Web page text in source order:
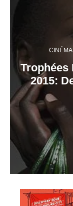
CINÉMA
Trophées
2015: